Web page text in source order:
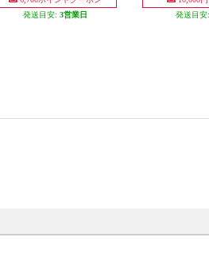
発送目安: 3営業日
発送目安: